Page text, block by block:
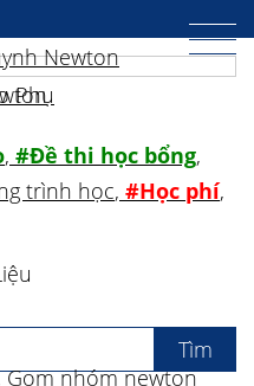
, #Đề thi học bổng,
trình học, #Học phí,